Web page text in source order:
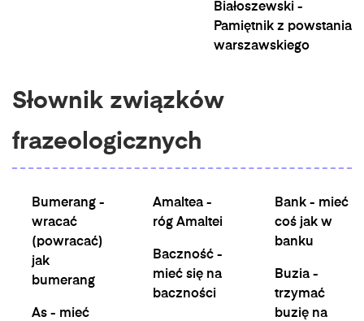
Białoszewski -
Pamiętnik z powstania
warszawskiego
Słownik związków
frazeologicznych
Bumerang -
wracać
(powracać)
jak
bumerang
As - mieć
Amaltea -
róg Amaltei
Baczność -
mieć się na
baczności
Bank - mieć
coś jak w
banku
Buzia -
trzymać
buzię na